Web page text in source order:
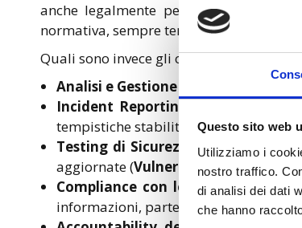
Questo sito web
Utilizziamo i
nostro traffico.
di analisi dei dati
che hanno
anche legalmente per le eventuali
normativa, sempre tenendo conto del
Quali sono invece gli obblighi specifici
Analisi e Gestione dei Rischi
: le
Incident Reporting
: le aziende
tempistiche stabilite dalla direttiva.
Testing di Sicurezza
: la direttiva
aggiornate (Vulnerability e
Compliance con le Autorità : le
informazioni, partecipando a